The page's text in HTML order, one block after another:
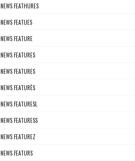
NEWS FEATHURES
NEWS FEATUES
NEWS FEATURE
NEWS FEATURES
NEWS FEATURES
NEWS FEATURÈS
NEWS FEATURESL
NEWS FEATURESS
NEWS FEATUREZ
NEWS FEATURS